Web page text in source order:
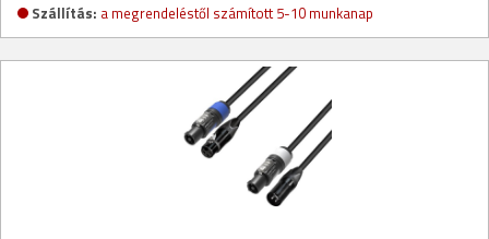
Szállítás: a megrendeléstől számított 5-10 munkanap